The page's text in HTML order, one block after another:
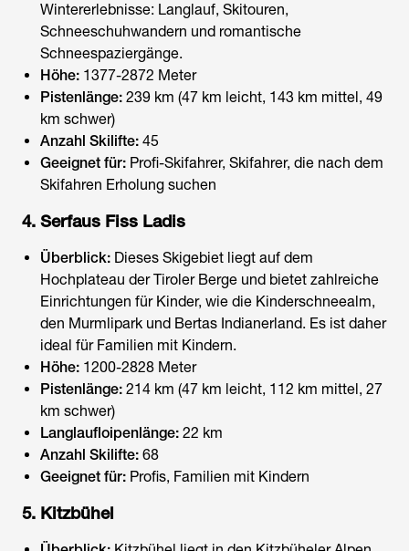
Wintererlebnisse: Langlauf, Skitouren,
Schneeschuhwandern und romantische
Schneespaziergänge.
Höhe: 1377-2872 Meter
Pistenlänge: 239 km (47 km leicht, 143 km mittel, 49
km schwer)
Anzahl Skilifte: 45
Geeignet für: Profi-Skifahrer, Skifahrer, die nach dem
Skifahren Erholung suchen
4. Serfaus Fiss Ladis
Überblick: Dieses Skigebiet liegt auf dem
Hochplateau der Tiroler Berge und bietet zahlreiche
Einrichtungen für Kinder, wie die Kinderschneealm,
den Murmlipark und Bertas Indianerland. Es ist daher
ideal für Familien mit Kindern.
Höhe: 1200-2828 Meter
Pistenlänge: 214 km (47 km leicht, 112 km mittel, 27
km schwer)
Langlaufloipenlänge: 22 km
Anzahl Skilifte: 68
Geeignet für: Profis, Familien mit Kindern
5. Kitzbühel